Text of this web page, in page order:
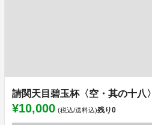
請関天目碧玉杯〈空・其の十八〉
¥10,000 (税込/送料込)残り0